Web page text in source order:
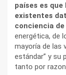
países es
existentes
conciencia
energética, de
mayoría de las
estándar” y su
tanto por